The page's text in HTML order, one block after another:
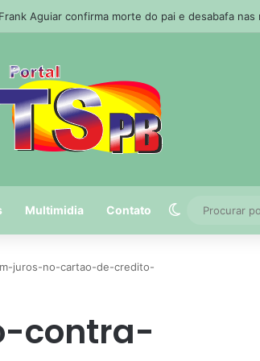
Aguiar confirma morte do pai e desabafa nas
Multimidia Contato Switch skin
juros-no-cartao-de-credito-
contra-